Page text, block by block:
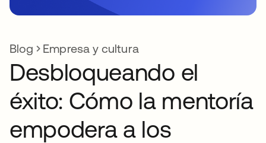
Blog Empresa y cultura
Desbloqueando el
éxito: Cómo la mentoría
empodera a los